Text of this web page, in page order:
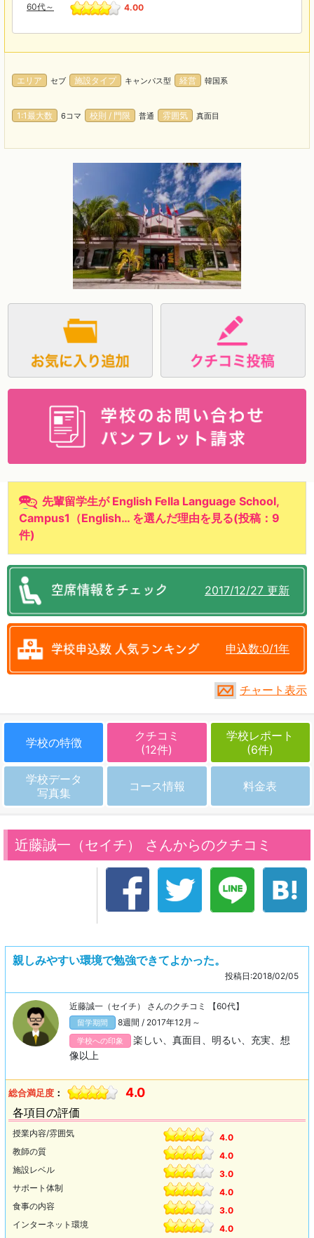
60代～
4.00
エリア セブ 施設タイプ キャンパス型 経営 韓国系
1:1最大数 6コマ 校則 / 門限 普通 雰囲気 真面目
先輩留学生が English Fella Language School,
Campus1（English… を選んだ理由を見る(投稿：9
件)
2017/12/27 更新
申込数:0/1年
チャート表示
学校の特徴
クチコミ
(12件)
学校レポート
(6件)
学校データ
写真集
コース情報 料金表
近藤誠一（セイチ） さんからのクチコミ
親しみやすい環境で勉強できてよかった。
投稿日:2018/02/05
近藤誠一（セイチ） さんのクチコミ 【60代】
留学期間 8週間 / 2017年12月～
学校への印象
楽しい、真面目、明るい、充実、想
像以上
総合満足度 ： 4.0
各項目の評価
授業内容/雰囲気
4.0
教師の質
4.0
施設レベル
3.0
サポート体制
4.0
食事の内容
3.0
インターネット環境
4.0